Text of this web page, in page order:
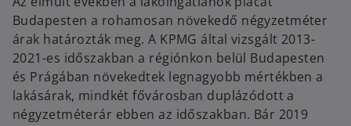
Budapesten a rohamosan növekedő négyzetméter
árak határozták meg. A KPMG által vizsgált 2013-
2021-es időszakban a régiónkon belül Budapesten
és Prágában növekedtek legnagyobb mértékben a
lakásárak, mindkét fővárosban duplázódott a
négyzetméterár ebben az időszakban. Bár 2019